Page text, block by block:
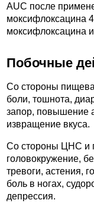
AUC после
моксифлоксацина
моксифлоксацина
Побочные
Со стороны
боли, тошнота,
запор, повышение
извращение вкуса.
Со стороны ЦНС и
головокружение,
тревоги, астения,
боль в ногах,
депрессия.